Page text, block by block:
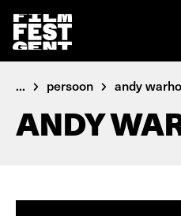
... persoon andy
ANDY